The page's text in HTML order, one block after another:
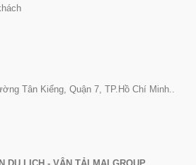
Tân Kiểng, Quận 7, TP.Hồ Chí Minh..